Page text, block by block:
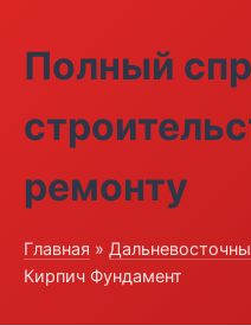
Полный
ремонту
Главная »
Кирпич Фундамент